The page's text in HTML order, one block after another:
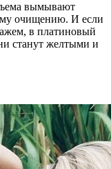
вымывают
очищению. И если
в платиновый
станут желтыми и